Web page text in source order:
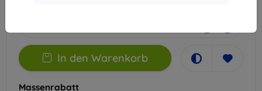
In den Warenkorb
Massenrabatt